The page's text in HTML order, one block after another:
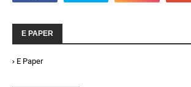
E PAPER
E Paper